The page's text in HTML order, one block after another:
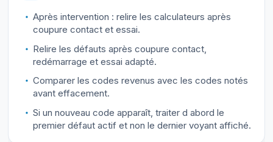
Après intervention : relire les calculateurs après
coupure contact et essai.
Relire les défauts après coupure contact,
redémarrage et essai adapté.
Comparer les codes revenus avec les codes notés
avant effacement.
Si un nouveau code apparaît, traiter d abord le
premier défaut actif et non le dernier voyant affiché.